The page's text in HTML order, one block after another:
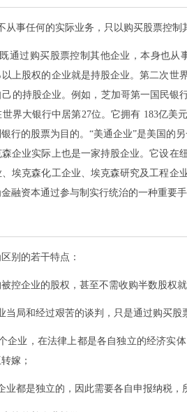
从事任何的实际业务，只以购买股票控
通过购买股票控制其他企业，本身也
上股权的企业就是持股企业。第二次
的持股企业。例如，芝加哥第一国民
界大银行中居第27位。它拥有 183亿
行的股票为目的。“美通企业”是美国的
企业实际上也是一家持股企业。它设
埃克森化工企业、埃克森研究及工程
融资本通过参与制实行统治的一种重要
别的若干特点：
控企业的股权，甚至不需收购半数股权
当局和经过艰苦的谈判，只是通过购买
企业，在法律上都是各自独立的经济实
嫁；
业都是独立的，因此需要各自申报纳税，